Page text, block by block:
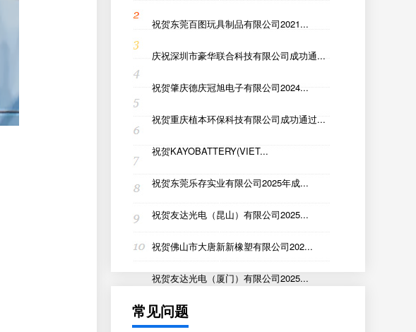
祝贺东莞百图玩具制品有限公司2021...
庆祝深圳市豪华联合科技有限公司成功通...
祝贺肇庆德庆冠旭电子有限公司2024...
祝贺重庆植本环保科技有限公司成功通过...
祝贺KAYOBATTERY(VIET...
祝贺东莞乐存实业有限公司2025年成...
祝贺友达光电（昆山）有限公司2025...
祝贺佛山市大唐新新橡塑有限公司202...
祝贺友达光电（厦门）有限公司2025...
常见问题